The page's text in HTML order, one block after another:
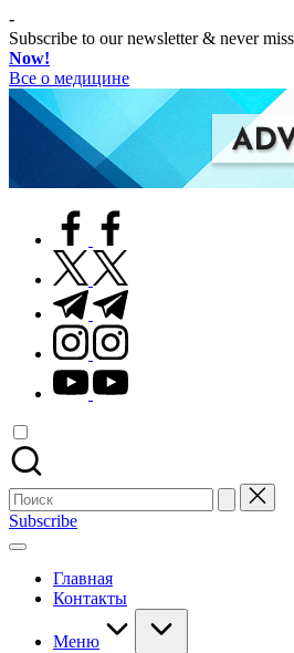
Перейти
к
содержимому
-
Subscribe to our newsletter & never
Now!
Все о медицине
Лечитесь
правильно
facebook.com
twitter.com
t.me
instagram.com
youtube.com
Поиск
для:
Subscribe
Главная
Контакты
Меню